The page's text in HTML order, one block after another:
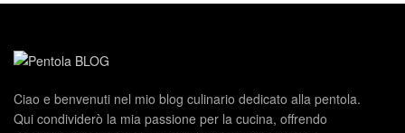
Ciao e benvenuti nel mio blog culinario dedicato alla pentola.
Qui condividerò la mia passione per la cucina, offrendo